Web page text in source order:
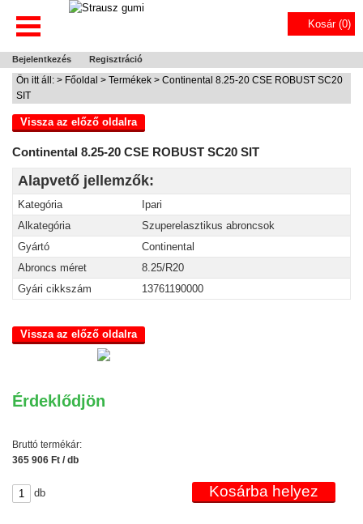
Kosár (0)
Bejelentkezés Regisztráció
Ön itt áll: > Főoldal > Termékek > Continental 8.25-20 CSE ROBUST SC20
SIT
Vissza az előző oldalra
Continental 8.25-20 CSE ROBUST SC20 SIT
Alapvető jellemzők:
Kategória
Ipari
Alkategória
Szuperelasztikus abroncsok
Gyártó
Continental
Abroncs méret
8.25/R20
Gyári cikkszám
13761190000
Vissza az előző oldalra
Érdeklődjön
Bruttó termékár:
365 906 Ft / db
db